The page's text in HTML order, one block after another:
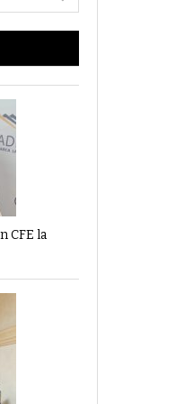
Por Falta De
mayo, 2021
Y Efectos’ Por
CFE la